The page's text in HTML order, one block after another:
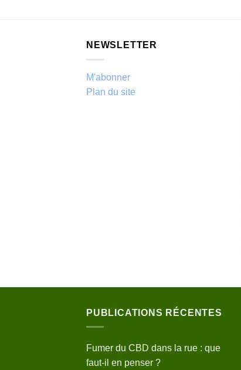
NEWSLETTER
M'abonner
Plan du site
PUBLICATIONS RÉCENTES
Fumer du CBD dans la rue : que
faut-il en penser ?